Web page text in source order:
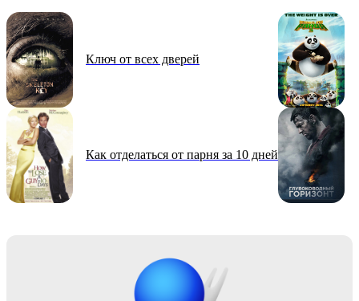
Ключ от всех дверей
Как отделаться от парня за 10 дней